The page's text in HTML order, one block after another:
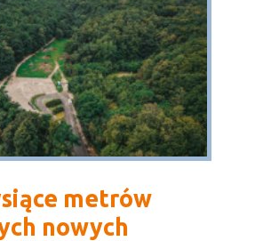
metrów
nowych